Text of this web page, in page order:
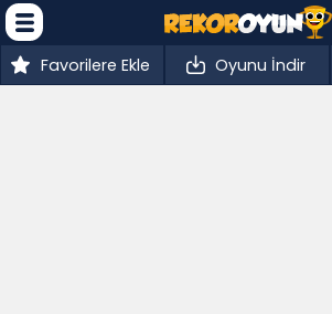
Favorilere Ekle Oyunu İndir